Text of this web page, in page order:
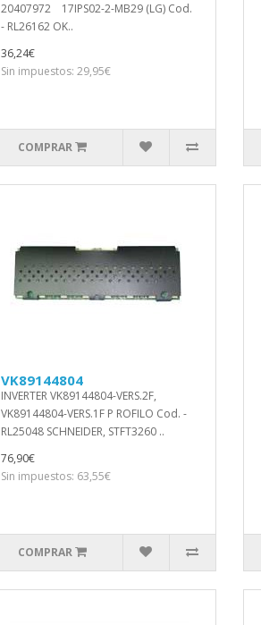
20407972 17IPS02-2-MB29 (LG) Cod.
- RL26162 OK..
36,24€
Sin impuestos: 29,95€
COMPRAR
VK89144804
INVERTER VK89144804-VERS.2F,
VK89144804-VERS.1F P ROFILO Cod. -
RL25048 SCHNEIDER, STFT3260 ..
76,90€
Sin impuestos: 63,55€
COMPRAR